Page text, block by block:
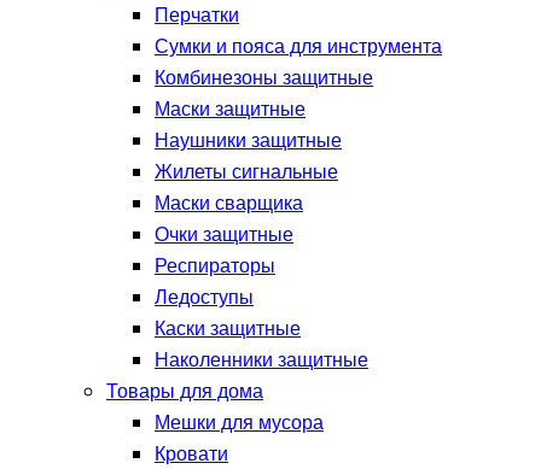
Перчатки
Сумки и пояса для инструмента
Комбинезоны защитные
Маски защитные
Наушники защитные
Жилеты сигнальные
Маски сварщика
Очки защитные
Респираторы
Ледоступы
Каски защитные
Наколенники защитные
Товары для дома
Мешки для мусора
Кровати